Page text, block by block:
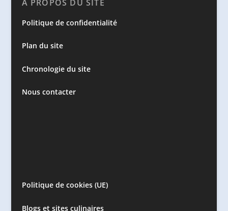
A PROPOS DU SITE
Politique de confidentialité
Plan du site
Chronologie du site
Nous contacter
Politique de cookies (UE)
Blogs et sites culinaires